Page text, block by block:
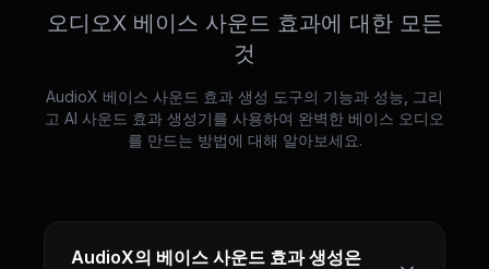
오디오X 베이스 사운드 효과에 대한 모든
것
AudioX 베이스 사운드 효과 생성 도구의 기능과 성능, 그리
고 AI 사운드 효과 생성기를 사용하여 완벽한 베이스 오디오
를 만드는 방법에 대해 알아보세요.
AudioX의 베이스 사운드 효과 생성은